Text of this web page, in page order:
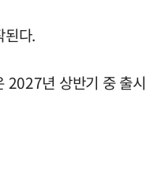
된다.
2027년 상반기 중 출시